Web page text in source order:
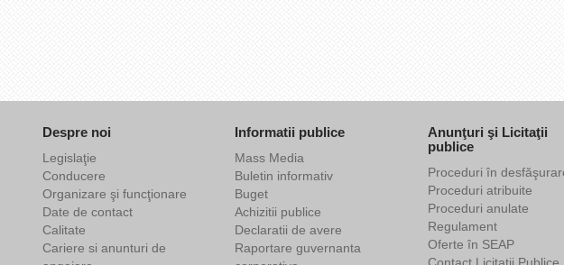
Despre noi
Legislaţie
Conducere
Organizare şi funcţionare
Date de contact
Calitate
Cariere si anunturi de
Informatii publice
Mass Media
Buletin informativ
Buget
Achizitii publice
Declaratii de avere
Raportare guvernanta
Anunţuri şi Licitaţii
publice
Proceduri în
Proceduri atribuite
Proceduri anulate
Regulament
Oferte în SEAP